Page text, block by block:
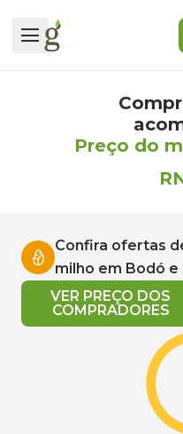
Preço do
Confira ofertas
milho em Bodó e
VER PREÇO DOS
COMPRADORES